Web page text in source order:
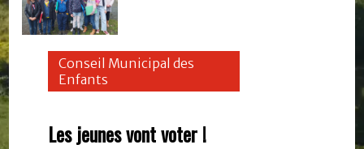
Conseil Municipal des
Enfants
Les jeunes vont voter !